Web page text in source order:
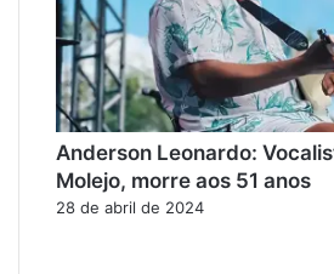
Anderson Leonardo:
Molejo, morre aos 51 anos
28 de abril de 2024